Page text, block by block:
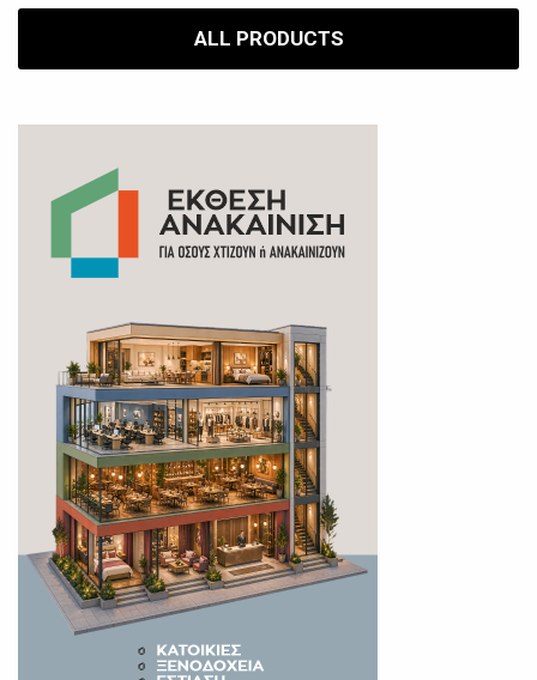
ALL PRODUCTS